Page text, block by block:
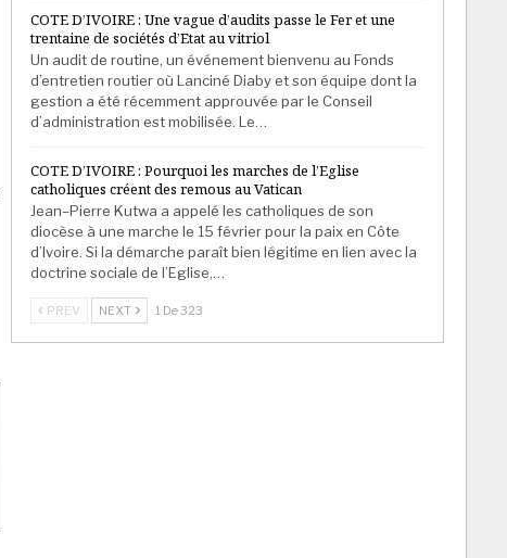
COTE D’IVOIRE : Une vague d’audits passe le Fer et une
trentaine de sociétés d’Etat au vitriol
Un audit de routine, un événement bienvenu au Fonds
d’entretien routier où Lanciné Diaby et son équipe dont la
gestion a été récemment approuvée par le Conseil
d’administration est mobilisée. Le…
COTE D’IVOIRE : Pourquoi les marches de l’Eglise
catholiques créent des remous au Vatican
Jean–Pierre Kutwa a appelé les catholiques de son
diocèse à une marche le 15 février pour la paix en Côte
d’Ivoire. Si la démarche paraît bien légitime en lien avec la
doctrine sociale de l’Eglise,…
PREV NEXT 1 De 323